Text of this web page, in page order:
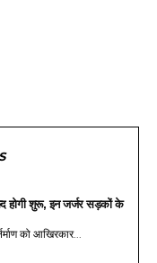
होगी शुरू, इन जर्जर सड़कों के
को आखिरकार...